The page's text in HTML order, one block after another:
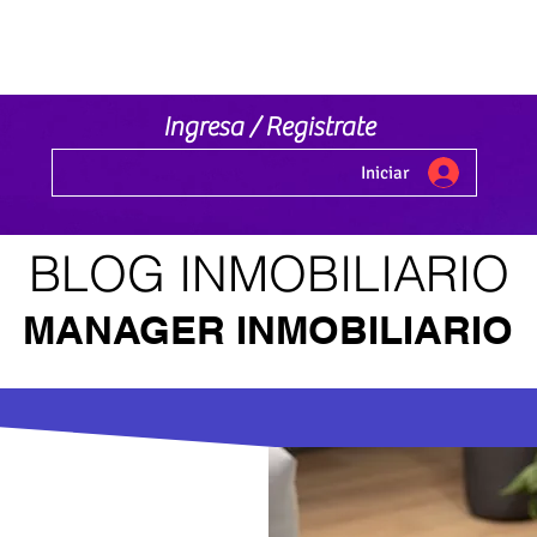
MANAGER INMOBILIARIO
Ingresa / Registrate
Iniciar